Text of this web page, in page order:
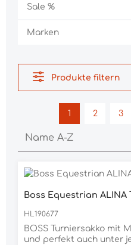
Sale %
Marken
Produkte filtern
Seite
1
Seite
2 3
Boss Equestrian ALINA
HL190677
BOSS Turniersakko mit
und perfekt auch unter